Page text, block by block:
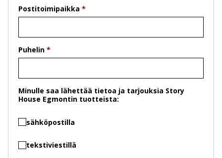
Postitoimipaikka *
Puhelin *
Minulle saa lähettää tietoa ja tarjouksia Story
House Egmontin tuotteista:
sähköpostilla
tekstiviestillä